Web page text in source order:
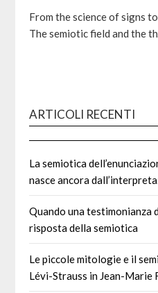
From the science of signs
The semiotic field and the
ARTICOLI RECENTI
La semiotica
nasce ancora
Quando una testimonianza
risposta della semiotica
Le piccole mitologie e il
Lévi-Strauss in Jean-Marie